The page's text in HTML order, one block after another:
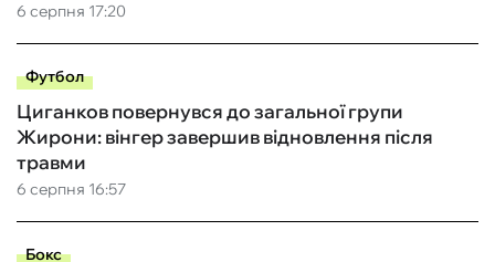
6 серпня 17:20
Футбол
6 серпня 16:57
Циганков повернувся до загальної групи
Жирони: вінгер завершив відновлення після
травми
Бокс